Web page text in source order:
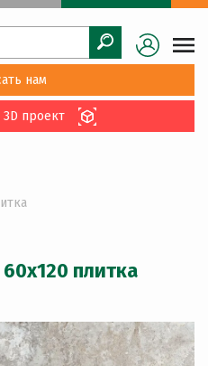
нам
3D проект
плитка